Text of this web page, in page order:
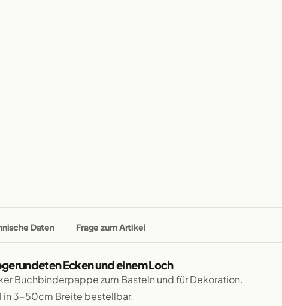
Daten Frage zum Artikel
Ecken und einem Loch
Buchbinderpappe zum Basteln und für Dekoration.
in 3-50cm Breite bestellbar.